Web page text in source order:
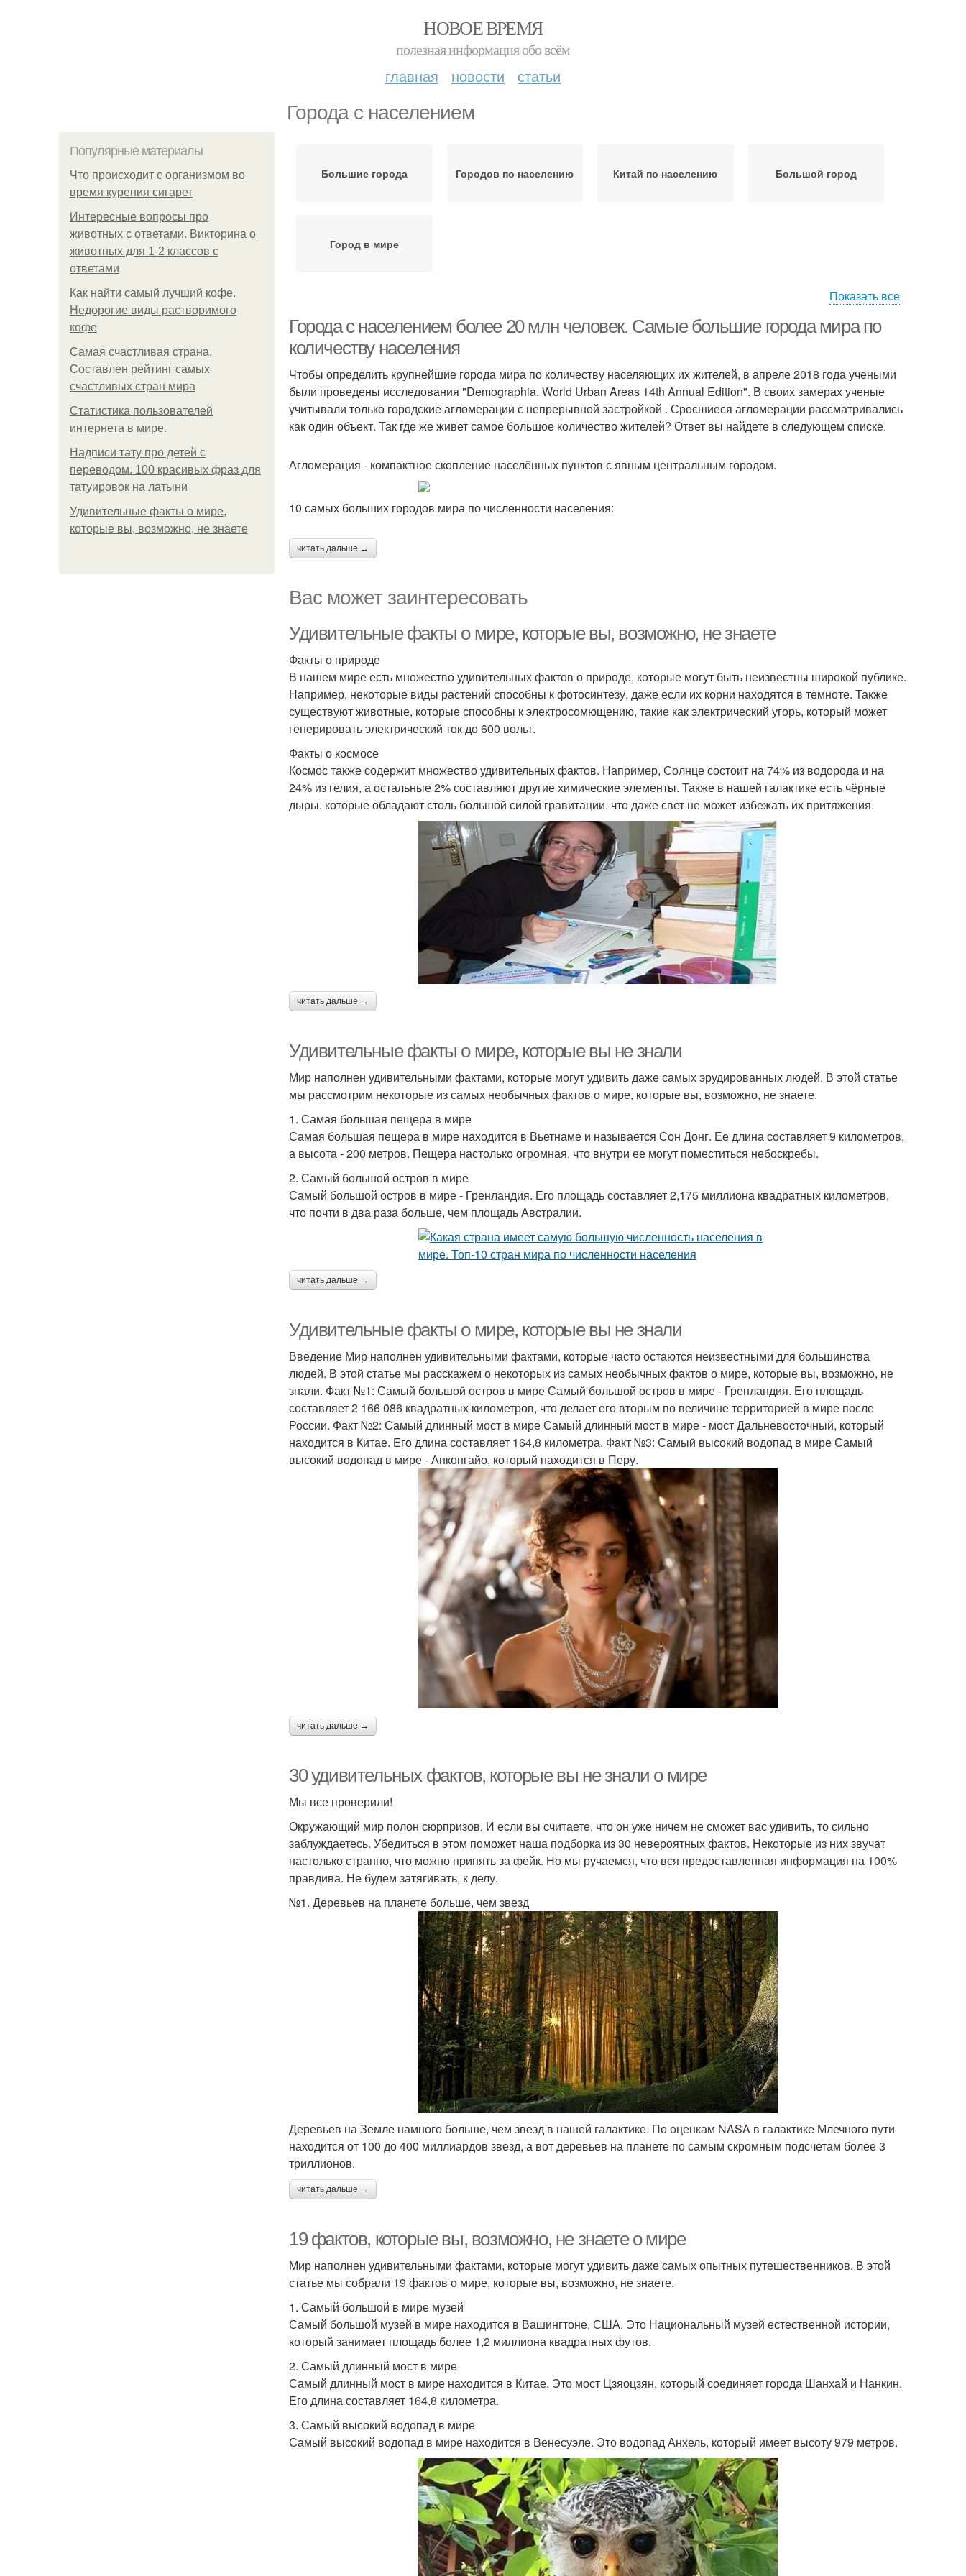
НОВОЕ ВРЕМЯ
полезная информация обо всём
главная новости статьи
Города с населением
Популярные материалы
Что происходит с организмом во
время курения сигарет
Интересные вопросы про
животных с ответами. Викторина о
животных для 1-2 классов с
ответами
Как найти самый лучший кофе.
Недорогие виды растворимого
кофе
Самая счастливая страна.
Составлен рейтинг самых
счастливых стран мира
Статистика пользователей
интернета в мире.
Надписи тату про детей с
переводом. 100 красивых фраз для
татуировок на латыни
Удивительные факты о мире,
которые вы, возможно, не знаете
Большие города Городов по населению Китай по населению Большой город
Город в мире
Показать все
Города с населением более 20 млн человек. Самые большие города мира по
количеству населения
Чтобы определить крупнейшие города мира по количеству населяющих их жителей, в апреле 2018 года учеными
были проведены исследования "Demographia. World Urban Areas 14th Annual Edition". В своих замерах ученые
учитывали только городские агломерации с непрерывной застройкой . Сросшиеся агломерации рассматривались
как один объект. Так где же живет самое большое количество жителей? Ответ вы найдете в следующем списке.
Агломерация - компактное скопление населённых пунктов с явным центральным городом.
10 самых больших городов мира по численности населения:
читать дальше →
Вас может заинтересовать
Удивительные факты о мире, которые вы, возможно, не знаете
Факты о природе
В нашем мире есть множество удивительных фактов о природе, которые могут быть неизвестны широкой публике.
Например, некоторые виды растений способны к фотосинтезу, даже если их корни находятся в темноте. Также
существуют животные, которые способны к электросомющению, такие как электрический угорь, который может
генерировать электрический ток до 600 вольт.
Факты о космосе
Космос также содержит множество удивительных фактов. Например, Солнце состоит на 74% из водорода и на
24% из гелия, а остальные 2% составляют другие химические элементы. Также в нашей галактике есть чёрные
дыры, которые обладают столь большой силой гравитации, что даже свет не может избежать их притяжения.
читать дальше →
Удивительные факты о мире, которые вы не знали
Мир наполнен удивительными фактами, которые могут удивить даже самых эрудированных людей. В этой статье
мы рассмотрим некоторые из самых необычных фактов о мире, которые вы, возможно, не знаете.
1. Самая большая пещера в мире
Самая большая пещера в мире находится в Вьетнаме и называется Сон Донг. Ее длина составляет 9 километров,
а высота - 200 метров. Пещера настолько огромная, что внутри ее могут поместиться небоскребы.
2. Самый большой остров в мире
Самый большой остров в мире - Гренландия. Его площадь составляет 2,175 миллиона квадратных километров,
что почти в два раза больше, чем площадь Австралии.
читать дальше →
Удивительные факты о мире, которые вы не знали
Введение Мир наполнен удивительными фактами, которые часто остаются неизвестными для большинства
людей. В этой статье мы расскажем о некоторых из самых необычных фактов о мире, которые вы, возможно, не
знали. Факт №1: Самый большой остров в мире Самый большой остров в мире - Гренландия. Его площадь
составляет 2 166 086 квадратных километров, что делает его вторым по величине территорией в мире после
России. Факт №2: Самый длинный мост в мире Самый длинный мост в мире - мост Дальневосточный, который
находится в Китае. Его длина составляет 164,8 километра. Факт №3: Самый высокий водопад в мире Самый
высокий водопад в мире - Анконгайо, который находится в Перу.
читать дальше →
30 удивительных фактов, которые вы не знали о мире
Мы все проверили!
Окружающий мир полон сюрпризов. И если вы считаете, что он уже ничем не сможет вас удивить, то сильно
заблуждаетесь. Убедиться в этом поможет наша подборка из 30 невероятных фактов. Некоторые из них звучат
настолько странно, что можно принять за фейк. Но мы ручаемся, что вся предоставленная информация на 100%
правдива. Не будем затягивать, к делу.
№1. Деревьев на планете больше, чем звезд
Деревьев на Земле намного больше, чем звезд в нашей галактике. По оценкам NASA в галактике Млечного пути
находится от 100 до 400 миллиардов звезд, а вот деревьев на планете по самым скромным подсчетам более 3
триллионов.
читать дальше →
19 фактов, которые вы, возможно, не знаете о мире
Мир наполнен удивительными фактами, которые могут удивить даже самых опытных путешественников. В этой
статье мы собрали 19 фактов о мире, которые вы, возможно, не знаете.
1. Самый большой в мире музей
Самый большой музей в мире находится в Вашингтоне, США. Это Национальный музей естественной истории,
который занимает площадь более 1,2 миллиона квадратных футов.
2. Самый длинный мост в мире
Самый длинный мост в мире находится в Китае. Это мост Цзяоцзян, который соединяет города Шанхай и Нанкин.
Его длина составляет 164,8 километра.
3. Самый высокий водопад в мире
Самый высокий водопад в мире находится в Венесуэле. Это водопад Анхель, который имеет высоту 979 метров.